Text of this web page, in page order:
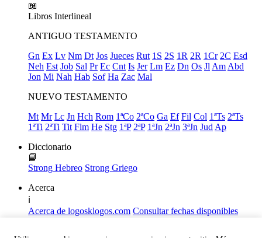
📖
Libros Interlineal
ANTIGUO TESTAMENTO
Gn Ex Lv Nm Dt Jos Jueces Rut 1S 2S 1R 2R 1Cr 2C Esd
Neh Est Job Sal Pr Ec Cnt Is Jer Lm Ez Dn Os Jl Am Abd
Jon Mi Nah Hab Sof Ha Zac Mal
NUEVO TESTAMENTO
Mt Mr Lc Jn Hch Rom 1ªCo 2ªCo Ga Ef Fil Col 1ªTs 2ªTs
1ªTi 2ªTi Tit Flm He Stg 1ªP 2ªP 1ªJn 2ªJn 3ªJn Jud Ap
Diccionario
📘
Strong Hebreo Strong Griego
Acerca
ℹ️
Acerca de logosklogos.com Consultar fechas disponibles